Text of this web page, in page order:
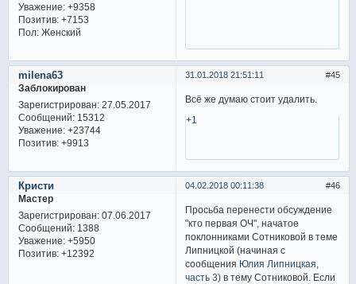
Уважение: +9358
Позитив: +7153
Пол:Женский
45
31.01.2018 21:51:11
milena63
Заблокирован
Зарегистрирован: 27.05.2017
Сообщений:15312
Уважение: +23744
Позитив: +9913
Всё же думаю стоит удалить.
+1
46
04.02.2018 00:11:38
Кристи
Мастер
Зарегистрирован: 07.06.2017
Сообщений:1388
Уважение: +5950
Позитив: +12392
Просьба перенести обсуждение
"кто первая ОЧ", начатое
поклонниками Сотниковой в теме
Липницкой (начиная с
сообщения Юлия Липницкая,
часть 3) в тему Сотниковой. Если